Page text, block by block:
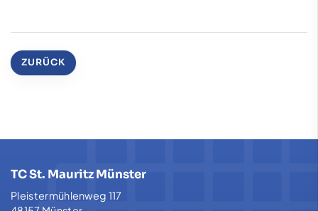
ZURÜCK
TC St. Mauritz Münster
Pleistermühlenweg 117